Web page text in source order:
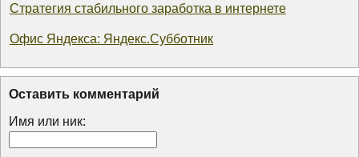
Стратегия стабильного заработка в интернете
Офис Яндекса: Яндекс.Субботник
Оставить комментарий
Имя или ник: